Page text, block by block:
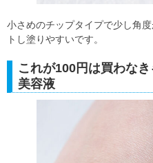
小さめのチップタイプで少し角
トし塗りやすいです。
これが100円は買わな
美容液